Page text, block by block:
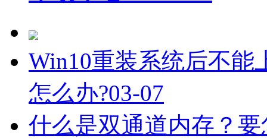
Win10重装系统后不能
怎么办?03-07
什么是双通道内存？